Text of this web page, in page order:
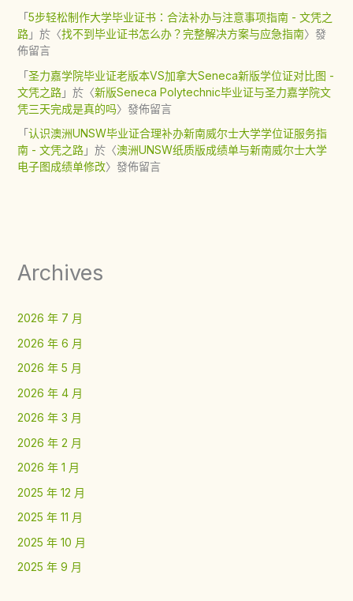
「5步轻松制作大学毕业证书：合法补办与注意事项指南 - 文凭之
路」於〈找不到毕业证书怎么办？完整解决方案与应急指南〉發
佈留言
「圣力嘉学院毕业证老版本VS加拿大Seneca新版学位证对比图 -
文凭之路」於〈新版Seneca Polytechnic毕业证与圣力嘉学院文
凭三天完成是真的吗〉發佈留言
「认识澳洲UNSW毕业证合理补办新南威尔士大学学位证服务指
南 - 文凭之路」於〈澳洲UNSW纸质版成绩单与新南威尔士大学
电子图成绩单修改〉發佈留言
Archives
2026 年 7 月
2026 年 6 月
2026 年 5 月
2026 年 4 月
2026 年 3 月
2026 年 2 月
2026 年 1 月
2025 年 12 月
2025 年 11 月
2025 年 10 月
2025 年 9 月